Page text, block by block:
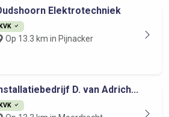
Elektrotechniek
Op 13.3 km in Pijnacker
D. van Adrich...